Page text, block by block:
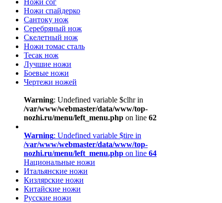
Ножи сог
Ножи спайдерко
Сантоку нож
Серебряный нож
Скелетный нож
Ножи томас сталь
Тесак нож
Лучшие ножи
Боевые ножи
Чертежи ножей
Warning: Undefined variable $clhr in
/var/www/webmaster/data/www/top-
nozhi.ru/menu/left_menu.php on line 62
Warning: Undefined variable $tire in
/var/www/webmaster/data/www/top-
nozhi.ru/menu/left_menu.php on line 64
Национальные ножи
Итальянские ножи
Кизлярские ножи
Китайские ножи
Русские ножи